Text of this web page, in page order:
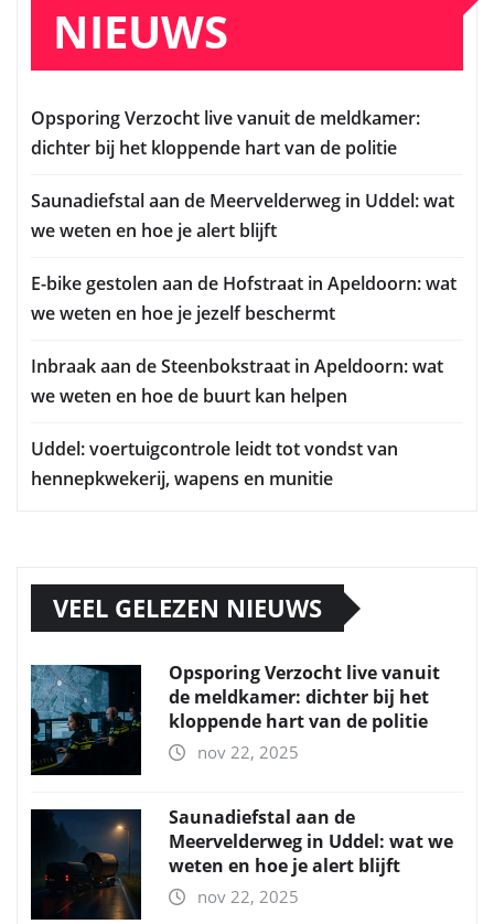
NIEUWS
Opsporing Verzocht live vanuit de meldkamer:
dichter bij het kloppende hart van de politie
Saunadiefstal aan de Meervelderweg in Uddel: wat
we weten en hoe je alert blijft
E-bike gestolen aan de Hofstraat in Apeldoorn: wat
we weten en hoe je jezelf beschermt
Inbraak aan de Steenbokstraat in Apeldoorn: wat
we weten en hoe de buurt kan helpen
Uddel: voertuigcontrole leidt tot vondst van
hennepkwekerij, wapens en munitie
VEEL GELEZEN NIEUWS
Opsporing Verzocht live vanuit
de meldkamer: dichter bij het
kloppende hart van de politie
nov 22, 2025
Saunadiefstal aan de
Meervelderweg in Uddel: wat we
weten en hoe je alert blijft
nov 22, 2025